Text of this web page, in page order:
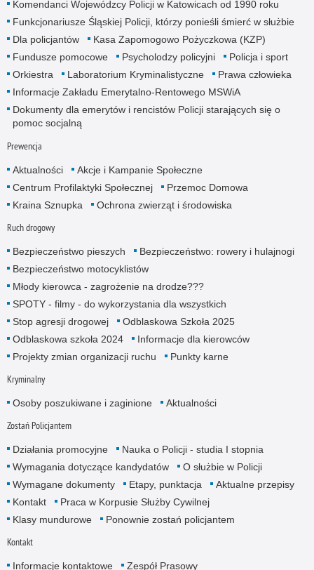
Komendanci Wojewódzcy Policji w Katowicach od 1990 roku
Funkcjonariusze Śląskiej Policji, którzy ponieśli śmierć w służbie
Dla policjantów
Kasa Zapomogowo Pożyczkowa (KZP)
Fundusze pomocowe
Psycholodzy policyjni
Policja i sport
Orkiestra
Laboratorium Kryminalistyczne
Prawa człowieka
Informacje Zakładu Emerytalno-Rentowego MSWiA
Dokumenty dla emerytów i rencistów Policji starających się o
pomoc socjalną
Prewencja
Aktualności
Akcje i Kampanie Społeczne
Centrum Profilaktyki Społecznej
Przemoc Domowa
Kraina Sznupka
Ochrona zwierząt i środowiska
Ruch drogowy
Bezpieczeństwo pieszych
Bezpieczeństwo: rowery i hulajnogi
Bezpieczeństwo motocyklistów
Młody kierowca - zagrożenie na drodze???
SPOTY - filmy - do wykorzystania dla wszystkich
Stop agresji drogowej
Odblaskowa Szkoła 2025
Odblaskowa szkoła 2024
Informacje dla kierowców
Projekty zmian organizacji ruchu
Punkty karne
Kryminalny
Osoby poszukiwane i zaginione Aktualności
Zostań Policjantem
Działania promocyjne
Nauka o Policji - studia I stopnia
Wymagania dotyczące kandydatów
O służbie w Policji
Wymagane dokumenty
Etapy, punktacja
Aktualne przepisy
Kontakt
Praca w Korpusie Służby Cywilnej
Klasy mundurowe
Ponownie zostań policjantem
Kontakt
Informacje kontaktowe
Zespół Prasowy